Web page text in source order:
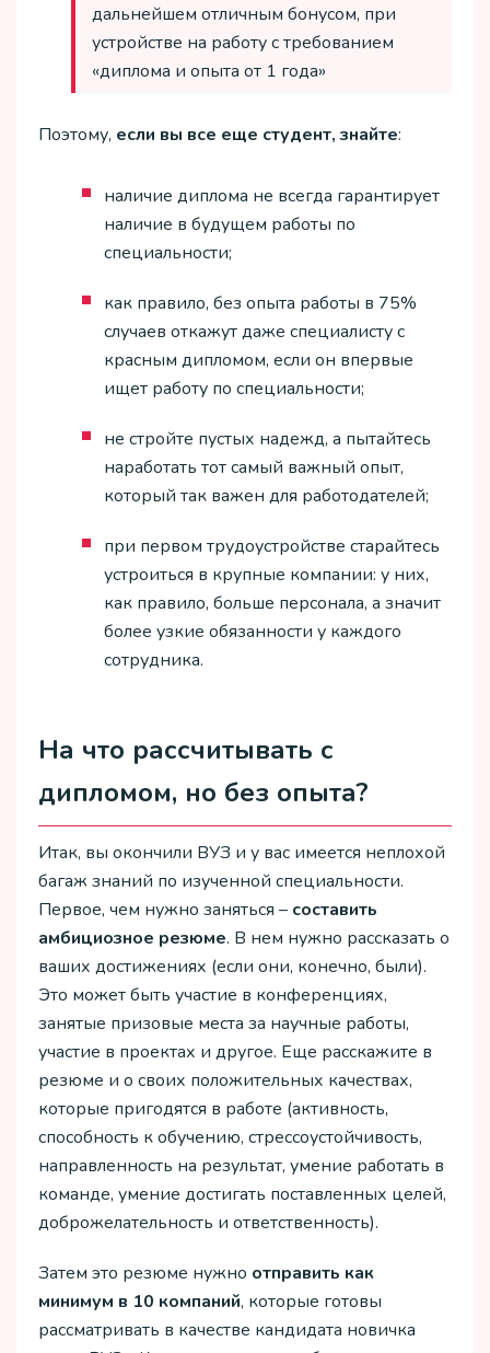
дальнейшем отличным бонусом, при
устройстве на работу с требованием
«диплома и опыта от 1 года»
Поэтому, если вы все еще студент, знайте:
наличие диплома не всегда гарантирует
наличие в будущем работы по
специальности;
как правило, без опыта работы в 75%
случаев откажут даже специалисту с
красным дипломом, если он впервые
ищет работу по специальности;
не стройте пустых надежд, а пытайтесь
наработать тот самый важный опыт,
который так важен для работодателей;
при первом трудоустройстве старайтесь
устроиться в крупные компании: у них,
как правило, больше персонала, а значит
более узкие обязанности у каждого
сотрудника.
На что рассчитывать с
дипломом, но без опыта?
Итак, вы окончили ВУЗ и у вас имеется неплохой
багаж знаний по изученной специальности.
Первое, чем нужно заняться – составить
амбициозное резюме. В нем нужно рассказать о
ваших достижениях (если они, конечно, были).
Это может быть участие в конференциях,
занятые призовые места за научные работы,
участие в проектах и другое. Еще расскажите в
резюме и о своих положительных качествах,
которые пригодятся в работе (активность,
способность к обучению, стрессоустойчивость,
направленность на результат, умение работать в
команде, умение достигать поставленных целей,
доброжелательность и ответственность).
Затем это резюме нужно отправить как
минимум в 10 компаний, которые готовы
рассматривать в качестве кандидата новичка